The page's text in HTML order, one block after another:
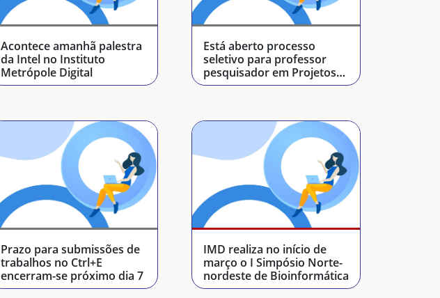
Acontece amanhã palestra
da Intel no Instituto
Metrópole Digital
Está aberto processo
seletivo para professor
pesquisador em Projetos
de Sistemas RF
Prazo para submissões de
trabalhos no Ctrl+E
encerram-se próximo dia 7
IMD realiza no início de
março o I Simpósio Norte-
nordeste de Bioinformática